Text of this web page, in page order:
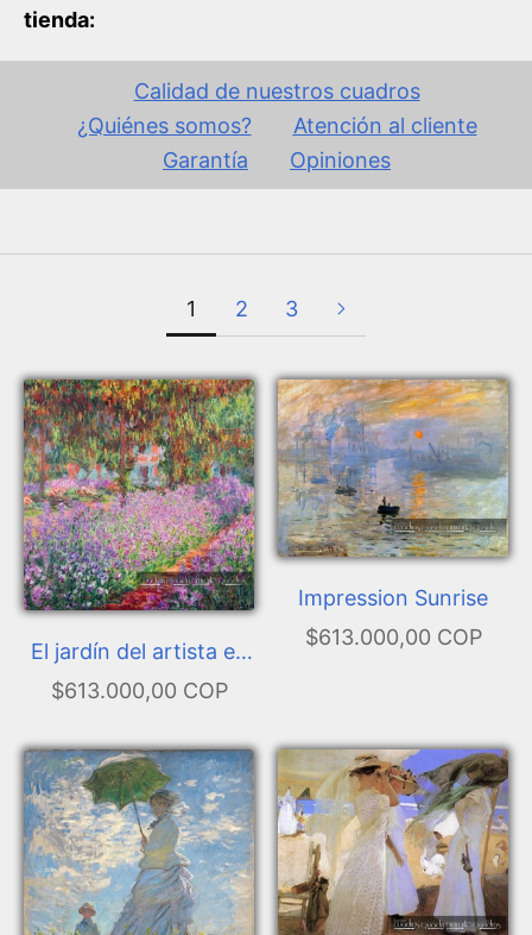
tienda:
Calidad de nuestros cuadros
¿Quiénes somos?
Atención al cliente
Garantía
Opiniones
1 2 3
El jardín del artista en
Giverny
$613.000,00 COP
Impression Sunrise
$613.000,00 COP